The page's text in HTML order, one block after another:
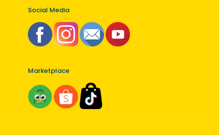
Social Media
Marketplace